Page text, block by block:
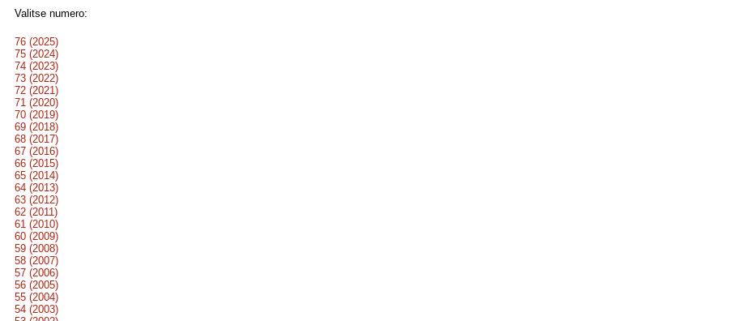
Valitse numero:
76 (2025)
75 (2024)
74 (2023)
73 (2022)
72 (2021)
71 (2020)
70 (2019)
69 (2018)
68 (2017)
67 (2016)
66 (2015)
65 (2014)
64 (2013)
63 (2012)
62 (2011)
61 (2010)
60 (2009)
59 (2008)
58 (2007)
57 (2006)
56 (2005)
55 (2004)
54 (2003)